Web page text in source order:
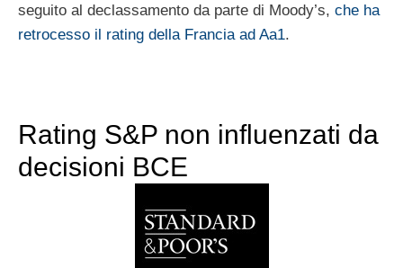
seguito al declassamento da parte di Moody’s, che ha
retrocesso il rating della Francia ad Aa1.
Rating S&P non influenzati da
decisioni BCE